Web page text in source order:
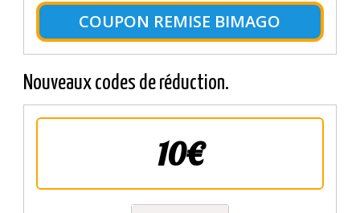
COUPON REMISE BIMAGO
Nouveaux codes de réduction.
10€